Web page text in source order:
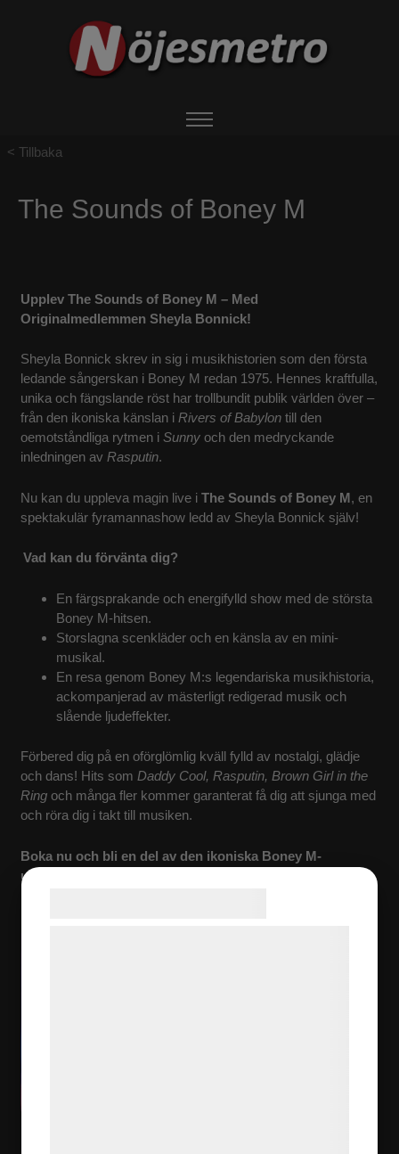
OM NÖJESMETRO
BOKA ARTIST
UTHYRNING
KONTAKT
Tillbaka
The Sounds of Boney M
Upplev The Sounds of Boney M – Med
Originalmedlemmen Sheyla Bonnick!
Sheyla Bonnick skrev in sig i musikhistorien som den första
ledande sångerskan i Boney M redan 1975. Hennes kraftfulla,
unika och fängslande röst har trollbundit publik världen över –
från den ikoniska känslan i Rivers of Babylontill den
oemotståndliga rytmen i Sunnyoch den medryckande
inledningen av Rasputin.
Nu kan du uppleva magin live i The Sounds of Boney M, en
spektakulär fyramannashow ledd av Sheyla Bonnick själv!
Vad kan du förvänta dig?
En färgsprakande och energifylld show med de största
Boney M-hitsen.
Storslagna scenkläder och en känsla av en mini-
musikal.
En resa genom Boney M:s legendariska musikhistoria,
ackompanjerad av mästerligt redigerad musik och
slående ljudeffekter.
Förbered dig på en oförglömlig kväll fylld av nostalgi, glädje
och dans! Hits som Daddy Cool, Rasputin, Brown Girl in the
Ringoch många fler kommer garanterat få dig att sjunga med
och röra dig i takt till musiken.
Boka nu och bli en del av den ikoniska Boney M-
upplevelsen.